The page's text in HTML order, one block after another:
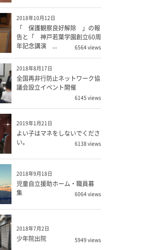
2018年10月12日
「 保護観察良好解除 」の報
告と「 神戸若葉学園創立60周
年記念講演 ...
6564 views
2018年8月17日
全国再非行防止ネットワーク協
議会設立イベント開催
6145 views
2019年1月21日
よい子はマネをしないでくださ
い。
6138 views
2018年9月18日
児童自立援助ホーム・職員募
集
6064 views
2018年7月2日
少年院出院 5949 views